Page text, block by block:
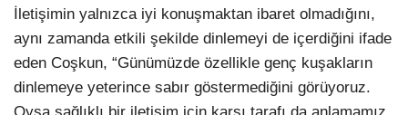
İletişimin yalnızca iyi konuşmaktan ibaret olmadığını,
aynı zamanda etkili şekilde dinlemeyi de içerdiğini ifade
eden Coşkun, “Günümüzde özellikle genç kuşakların
dinlemeye yeterince sabır göstermediğini görüyoruz.